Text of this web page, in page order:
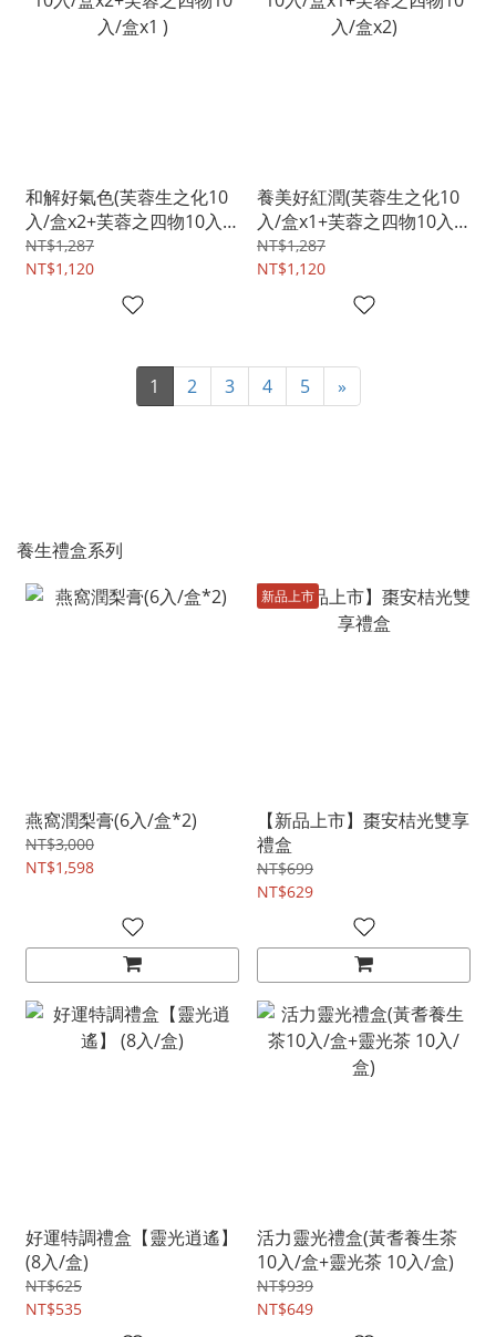
和解好氣色(芙蓉生之化10
入/盒x2+芙蓉之四物10入/
盒x1 )
NT$1,287
NT$1,120
養美好紅潤(芙蓉生之化10
入/盒x1+芙蓉之四物10入/
盒x2)
NT$1,287
NT$1,120
1 2 3 4 5 »
養生禮盒系列
燕窩潤梨膏(6入/盒*2)
NT$3,000
NT$1,598
新品上市
【新品上市】棗安桔光雙享
禮盒
NT$699
NT$629
好運特調禮盒【靈光逍遙】
(8入/盒)
NT$625
NT$535
活力靈光禮盒(黃耆養生茶
10入/盒+靈光茶 10入/盒)
NT$939
NT$649